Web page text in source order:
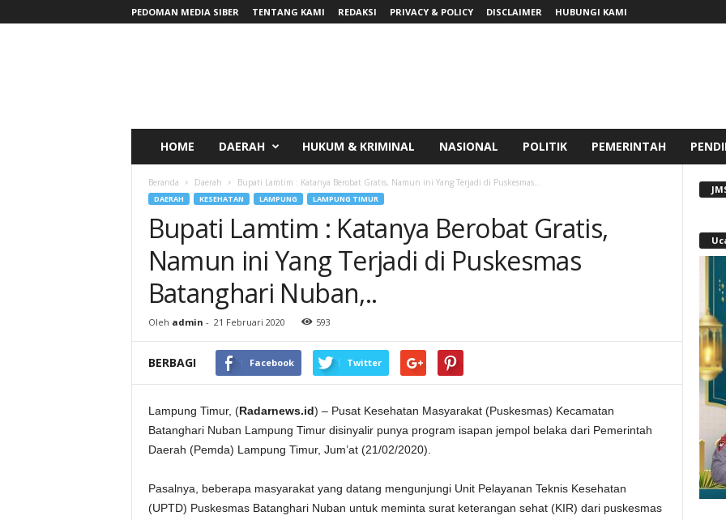
PEDOMAN MEDIA SIBER TENTANG KAMI REDAKSI PRIVACY & POLICY DISCLAIMER HUBUNGI KAMI
HOME DAERAH HUKUM & KRIMINAL NASIONAL POLITIK PEMERINTAH
Beranda Daerah Bupati Lamtim : Katanya Berobat Gratis, Namun ini Yang Terjadi di Puskesmas...
DAERAH KESEHATAN LAMPUNG LAMPUNG TIMUR
Bupati Lamtim : Katanya Berobat Gratis,
Namun ini Yang Terjadi di Puskesmas
Batanghari Nuban,..
Oleh admin - 21 Februari 2020 593
BERBAGI Facebook Twitter
Lampung Timur, (Radarnews.id) – Pusat Kesehatan Masyarakat (Puskesmas) Kecamatan
Batanghari Nuban Lampung Timur disinyalir punya program isapan jempol belaka dari Pemerintah
Daerah (Pemda) Lampung Timur, Jum’at (21/02/2020).
Pasalnya, beberapa masyarakat yang datang mengunjungi Unit Pelayanan Teknis Kesehatan
(UPTD) Puskesmas Batanghari Nuban untuk meminta surat keterangan sehat (KIR) dari puskesmas